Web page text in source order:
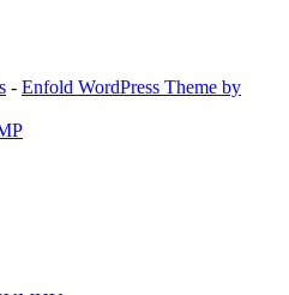
- Enfold WordPress Theme by